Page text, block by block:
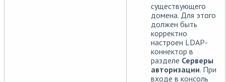
существующего
домена. Для этого
должен быть
корректно
настроен LDAP-
коннектор в
разделе Серверы
авторизации. При
входе в консоль